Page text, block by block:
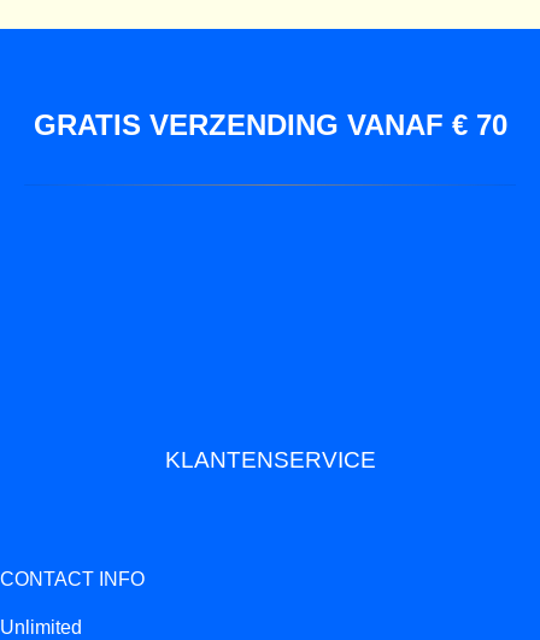
GRATIS VERZENDING VANAF € 70
KLANTENSERVICE
CONTACT INFO
Unlimited